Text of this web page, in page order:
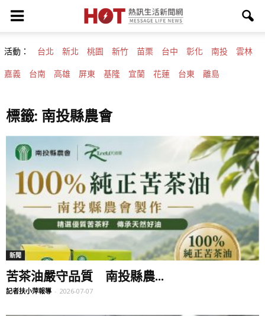
活動： 台北 新北 桃園 新竹 苗栗 台中 彰化 南投 雲林
嘉義 台南 高雄 屏東 基隆 宜蘭 花蓮 台東 離島
標籤: 南投縣農會
新聞
苦茶油嚴守品質 南投縣農...
記者扶小萍報導 - 2026-07-07